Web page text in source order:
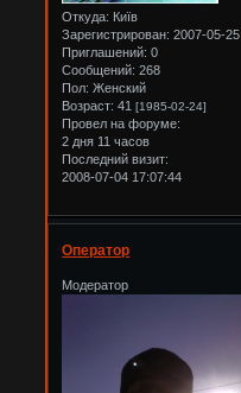
Откуда: Київ
Зарегистрирован: 2007-05-25
Приглашений: 0
Сообщений: 268
Пол: Женский
Возраст: 41[1985-02-24]
Провел на форуме:
2 дня 11 часов
Последний визит:
2008-07-04 17:07:44
Оператор
Модератор